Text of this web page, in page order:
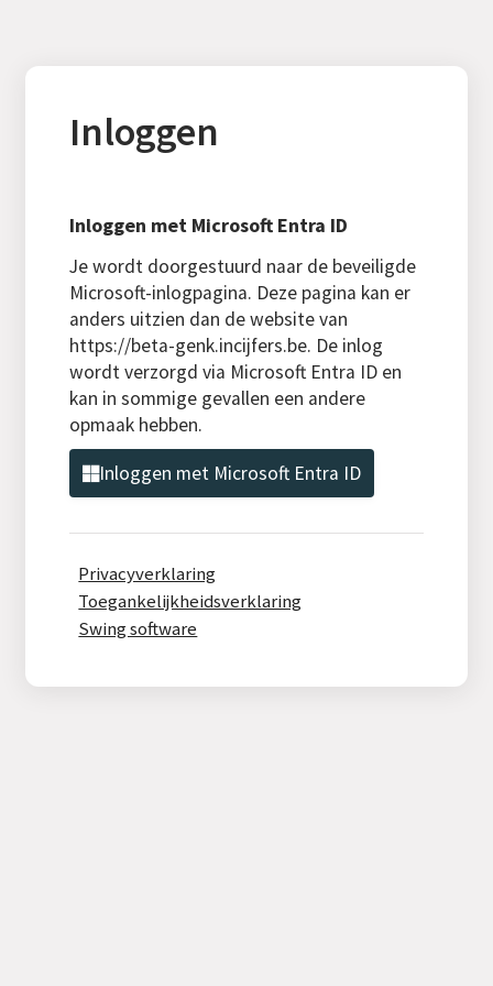
Inloggen
Inloggen met Microsoft Entra ID
Je wordt doorgestuurd naar de beveiligde
Microsoft-inlogpagina. Deze pagina kan er
anders uitzien dan de website van
https://beta-genk.incijfers.be. De inlog
wordt verzorgd via Microsoft Entra ID en
kan in sommige gevallen een andere
opmaak hebben.
Inloggen met Microsoft Entra ID
Privacyverklaring
Toegankelijkheidsverklaring
Swing software